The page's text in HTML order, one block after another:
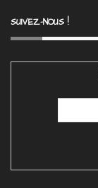
SUIVEZ-NOUS !